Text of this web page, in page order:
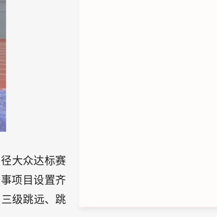
大众达标赛
项目设置齐
级跳远、跳